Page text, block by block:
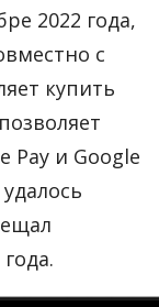
2022 года,
с
купить
Pay и Google